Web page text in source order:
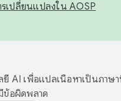
รเปลี่ยนแปลงใน AOSP
ยี AI เพื่อแปลเนื้อหาเป็นภาษ
ข้อผิดพลาด